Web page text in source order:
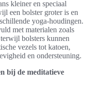
kleiner en speciaal
een bolster groter is en
yoga-houdingen.
met materialen zoals
bolsters kunnen
vezels tot katoen,
en ondersteuning.
bij de meditatieve